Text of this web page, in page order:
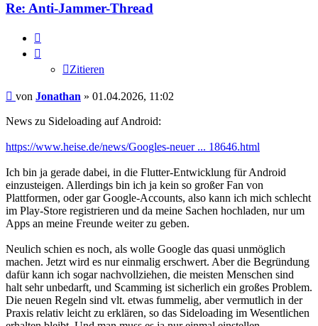
Re: Anti-Jammer-Thread
Zitieren
Beitrag
von Jonathan » 01.04.2026, 11:02
News zu Sideloading auf Android:
https://www.heise.de/news/Googles-neuer ... 18646.html
Ich bin ja gerade dabei, in die Flutter-Entwicklung für Android
einzusteigen. Allerdings bin ich ja kein so großer Fan von
Plattformen, oder gar Google-Accounts, also kann ich mich schlecht
im Play-Store registrieren und da meine Sachen hochladen, nur um
Apps an meine Freunde weiter zu geben.
Neulich schien es noch, als wolle Google das quasi unmöglich
machen. Jetzt wird es nur einmalig erschwert. Aber die Begründung
dafür kann ich sogar nachvollziehen, die meisten Menschen sind
halt sehr unbedarft, und Scamming ist sicherlich ein großes Problem.
Die neuen Regeln sind vlt. etwas fummelig, aber vermutlich in der
Praxis relativ leicht zu erklären, so das Sideloading im Wesentlichen